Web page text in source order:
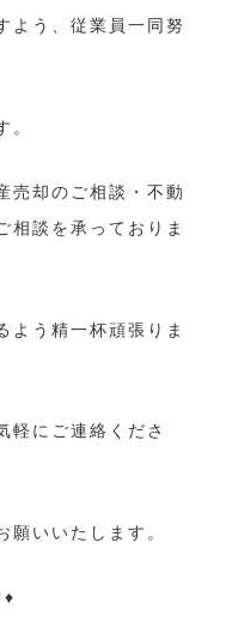
よう、従業員一同努
。
売却のご相談・不動
相談を承っておりま
よう精一杯頑張りま
軽にご連絡くださ
願いいたします。